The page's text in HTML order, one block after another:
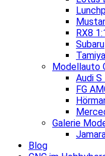
RX8
Subaru
Modellauto
Audi S
FG
Galerie
Blog